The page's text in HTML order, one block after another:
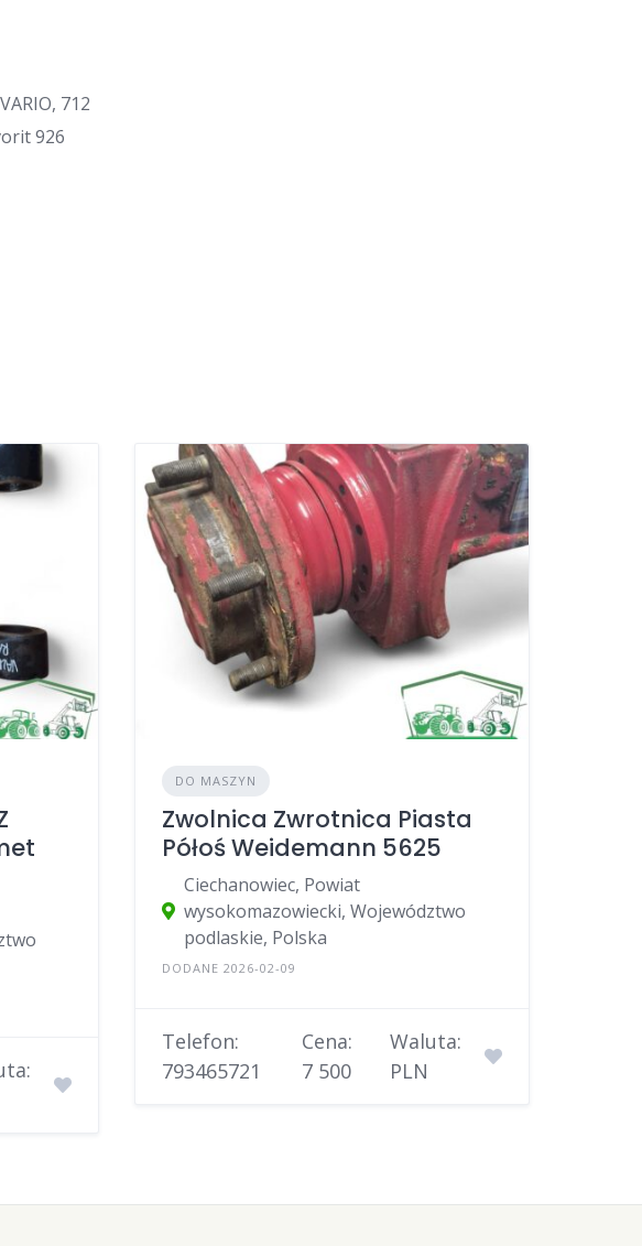
712
926
DO MASZYN
Zwolnica Zwrotnica Piasta
Półoś Weidemann 5625
Ciechanowiec, Powiat
wysokomazowiecki, Województwo
podlaskie, Polska
DODANE 2026-02-09
Telefon:
793465721
Cena:
7 500
Waluta:
PLN